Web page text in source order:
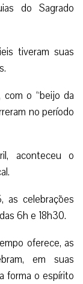
do Sagrado
tiveram suas
com o “beijo da
no período
aconteceu o
as celebrações
6h e 18h30.
oferece, as
em suas
forma o espírito